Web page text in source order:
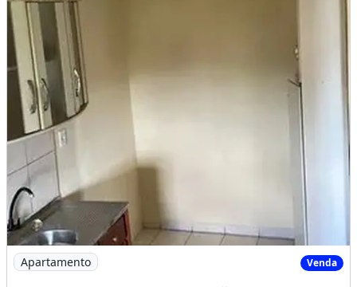
Imagem: Apartamento no Manoel Julião
Apartamento Venda